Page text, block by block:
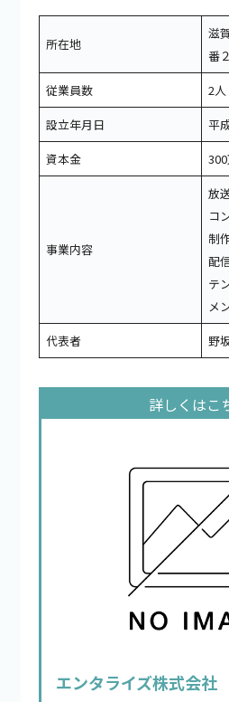
所在地
滋
番
従業員数
2人
設立年月日
平
資本金
事業内容
放
コ
制
配
テ
メ
代表者
野
エンタライズ株式会社